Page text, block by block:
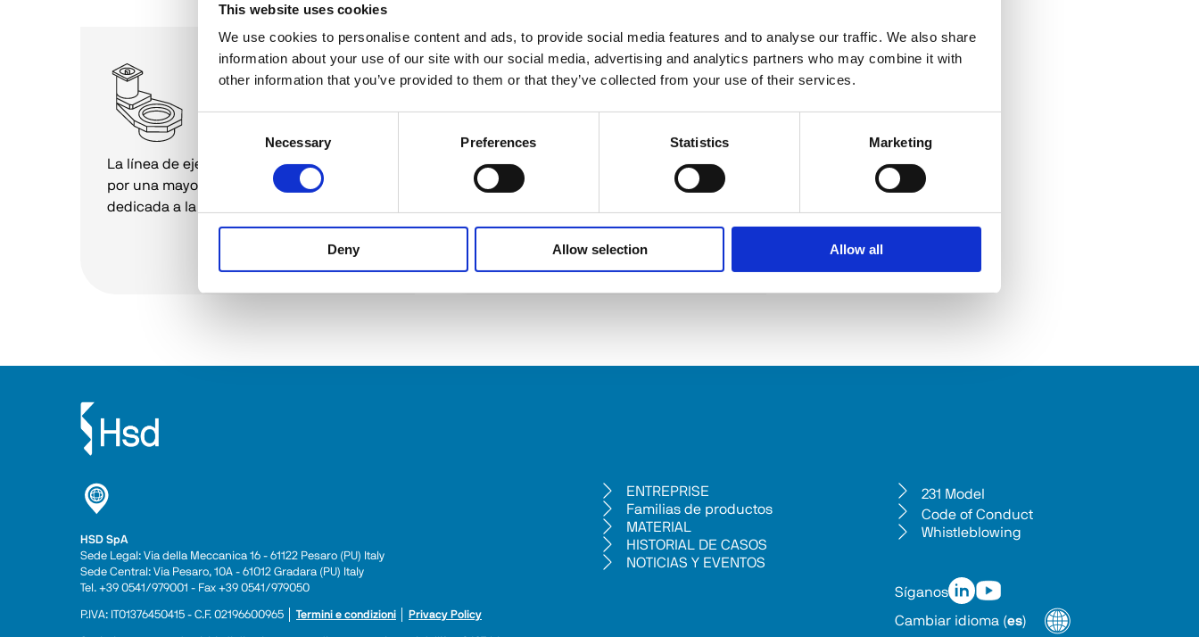
This website uses cookies
We use cookies to personalise content and ads, to provide social media features and to analyse our traffic. We also share
information about your use of our site with our social media, advertising and analytics partners who may combine it with
other information that you’ve provided to them or that they’ve collected from your use of their services.
Necessary Preferences Statistics Marketing
Deny Allow selection Allow all
EJE C
MK Line W
La línea de ejes C MKLine se caracteriza
por una mayor facilidad de control y está
dedicada a la elaboración de la madera.
EJE C
MKT Line
La línea de ejes C MKTLine está equipada
con un motor HSD Direct Drive y se
velocidad para elaborar la madera.
HSD SpA
Sede Legal: Via della Meccanica 16 - 61122 Pesaro (PU) Italy
Sede Central: Via Pesaro, 10A - 61012 Gradara (PU) Italy
Tel. +39 0541/979001 - Fax +39 0541/979050
P.IVA: IT01376450415 - C.F. 02196600965 │ Termini e condizioni Privacy Policy
ENTREPRISE
Familias de productos
MATERIAL
HISTORIAL DE CASOS
NOTICIAS Y EVENTOS
231 Model
Code of Conduct
Whistleblowing
Síganos
Cambiar idioma (es)